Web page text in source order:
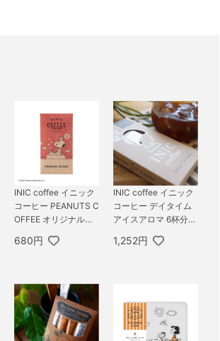
INIC coffee イニック
コーヒー PEANUTS C
OFFEE オリジナルブ
ル便配送
680円
INIC coffee イニック
コーヒー デイタイム
アイスアロマ 6杯分／
1,252円